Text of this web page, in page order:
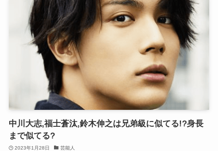
中川大志,福士蒼汰,鈴木伸之は兄弟級に似てる!?身長
まで似てる?
2023年1月28日 芸能人